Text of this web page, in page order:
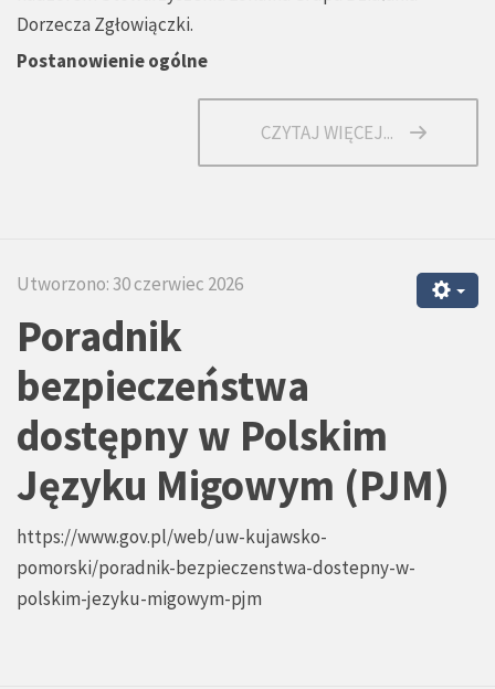
Dorzecza Zgłowiączki.
Postanowienie ogólne
CZYTAJ WIĘCEJ...
Utworzono: 30 czerwiec 2026
Poradnik
bezpieczeństwa
dostępny w Polskim
Języku Migowym (PJM)
https://www.gov.pl/web/uw-kujawsko-
pomorski/poradnik-bezpieczenstwa-dostepny-w-
polskim-jezyku-migowym-pjm